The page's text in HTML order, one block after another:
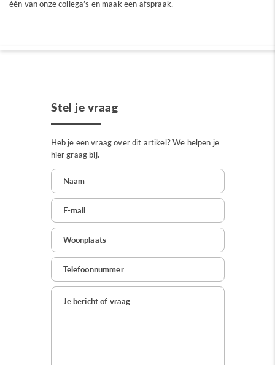
één van onze collega’s en maak een afspraak.
Stel je vraag
Heb je een vraag over dit artikel? We helpen je
hier graag bij.